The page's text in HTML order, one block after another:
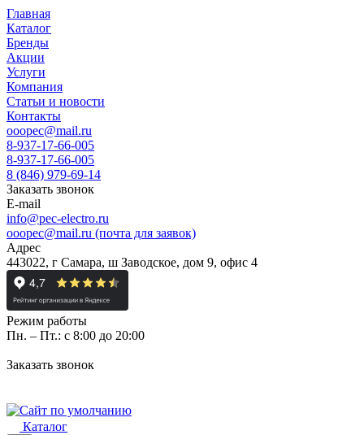
Главная
Каталог
Бренды
Акции
Услуги
Компания
Статьи и новости
Контакты
ooopec@mail.ru
8-937-17-66-005
8-937-17-66-005
8 (846) 979-69-14
Заказать звонок
E-mail
info@pec-electro.ru
ooopec@mail.ru (почта для заявок)
Адрес
443022, г Самара, ш Заводское, дом 9, офис 4
Режим работы
Пн. – Пт.: с 8:00 до 20:00
Заказать звонок
Каталог